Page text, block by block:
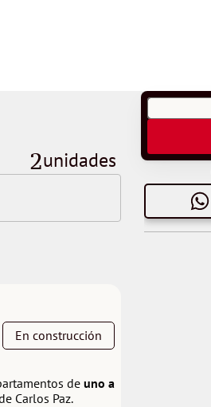
2unidades
En construcción
de uno a
Carlos Paz.